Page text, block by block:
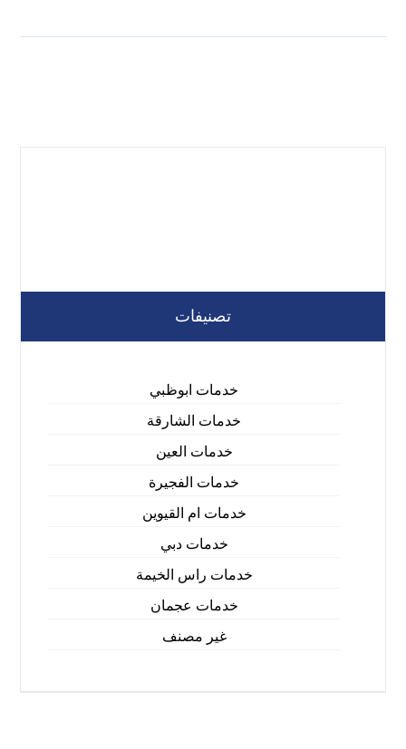
تصنيفات
خدمات ابوظبي
خدمات الشارقة
خدمات العين
خدمات الفجيرة
خدمات ام القيوين
خدمات دبي
خدمات راس الخيمة
خدمات عجمان
غير مصنف